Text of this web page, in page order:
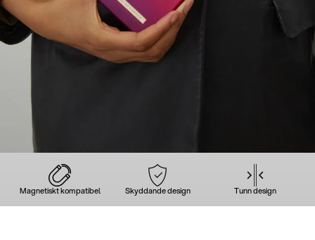
Magnetiskt kompatibel Skyddande design Tunn design